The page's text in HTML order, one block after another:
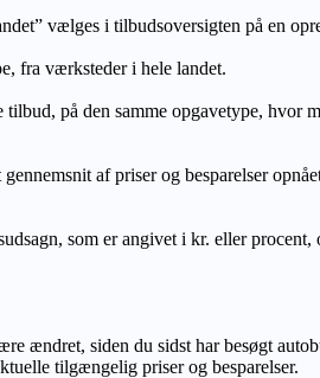
vælges i tilbudsoversigten på en
fra værksteder i hele landet.
på den samme opgavetype, hvor
af priser og besparelser
som er angivet i kr. eller
ændret, siden du sidst har besøgt
tilgængelig priser og besparelser.